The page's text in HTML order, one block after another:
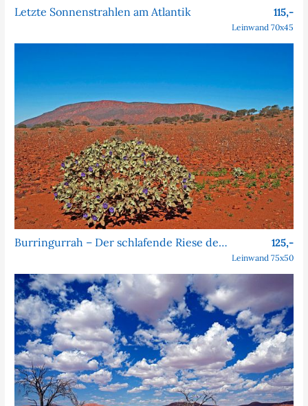
Letzte Sonnenstrahlen am Atlantik 115,-
Leinwand 70x45
Burringurrah – Der schlafende Riese des Outbacks 125,-
Leinwand 75x50